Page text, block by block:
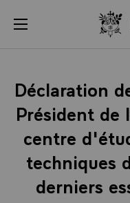
menu
Déclaration
Président de
centre
techniques
derniers
Panneau de gestion des